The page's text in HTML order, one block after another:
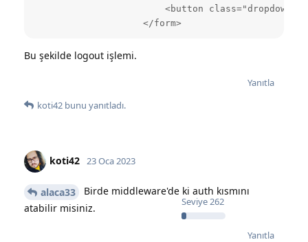
<button class="dropdown-
                    </form>
Bu şekilde logout işlemi.
Yanıtla
koti42 bunu yanıtladı.
koti42
Seviye262
23 Oca 2023
alaca33
Birde middleware'de ki auth kısmını
atabilir misiniz.
Yanıtla